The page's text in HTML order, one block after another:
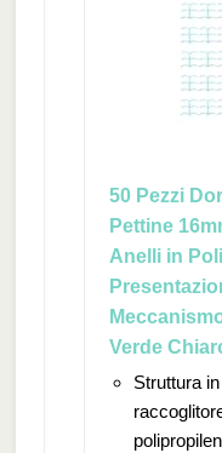
50 Pezzi
Pettine
Anelli in
Verde
Struttura